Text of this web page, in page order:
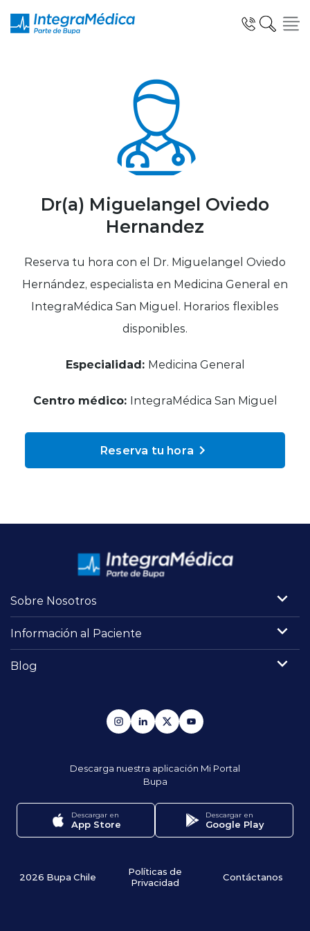
Especialidades y Servicios
Telemedicina Blua
Clínicas Dentales
Planes y Convenios
Pacientes Fonasa
Dr(a) Miguelangel Oviedo
Hernandez
Reserva tu hora con el Dr. Miguelangel Oviedo
Hernández, especialista en Medicina General en
IntegraMédica San Miguel. Horarios flexibles
disponibles.
Especialidad: Medicina General
Centro médico: IntegraMédica San Miguel
Reserva tu hora
Sobre Nosotros
Información al Paciente
Blog
Descarga nuestra aplicación Mi Portal
Bupa
Descargar en
App Store
Descargar en
Google Play
2026 Bupa Chile
Políticas de
Privacidad
Contáctanos